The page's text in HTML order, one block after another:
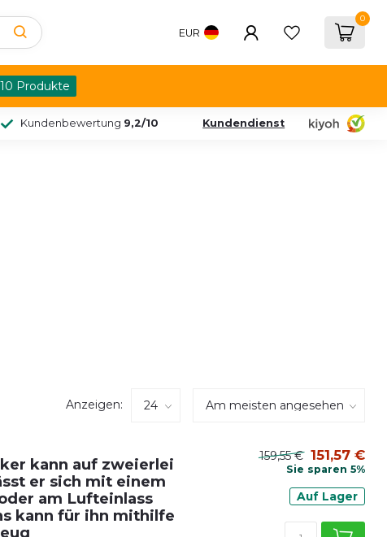
EUR
0
Produkte
Kundenbewertung 9,2/10 Kundendienst
Anzeigen:
kann auf zweierlei
er sich mit einem
am Lufteinlass
kann für ihn mithilfe
159,55 € 151,57 €
Sie sparen 5%
Auf Lager